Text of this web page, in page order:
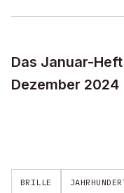
Das Januar-
Dezember 2024
BRILLE